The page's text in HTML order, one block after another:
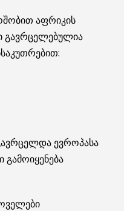
აფრიკის
გავრცელებულია
ევროპასა
გამოიყენება